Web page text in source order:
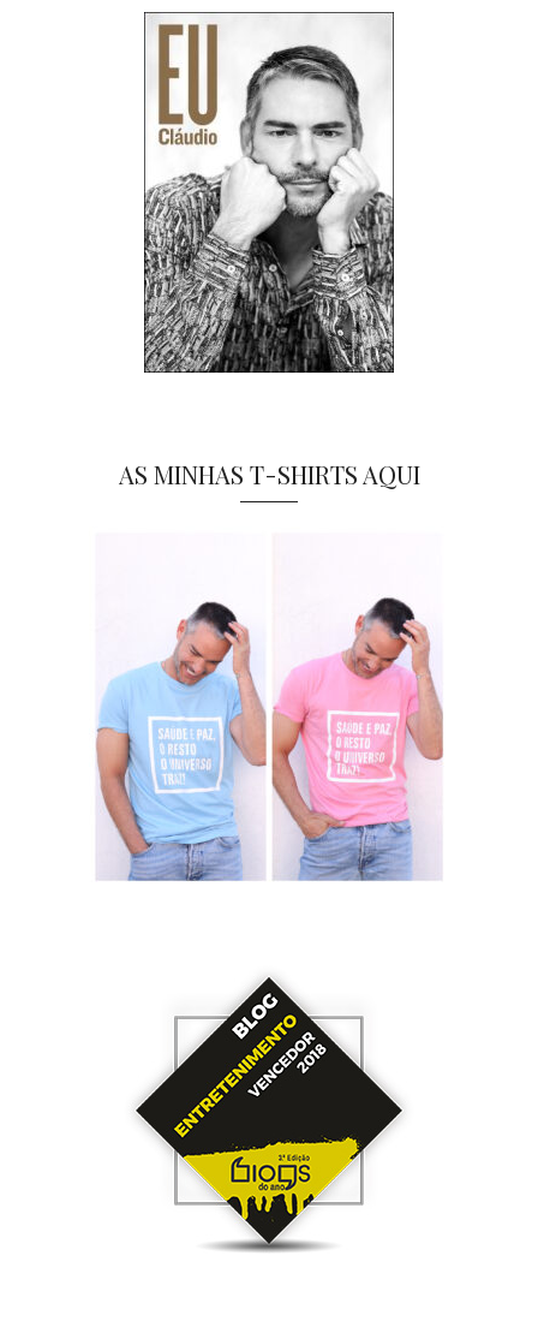
AS MINHAS T-SHIRTS AQUI